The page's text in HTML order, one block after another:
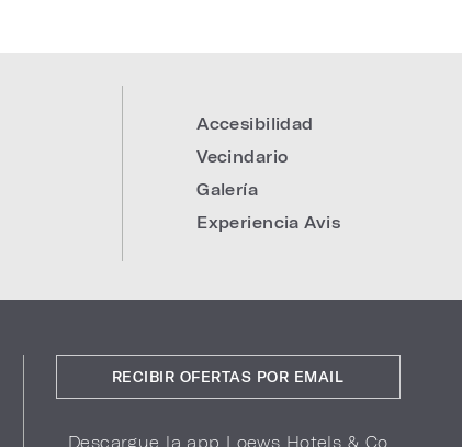
Accesibilidad
Vecindario
Galería
Experiencia Avis
RECIBIR OFERTAS POR EMAIL
Descargue la app Loews Hotels & Co